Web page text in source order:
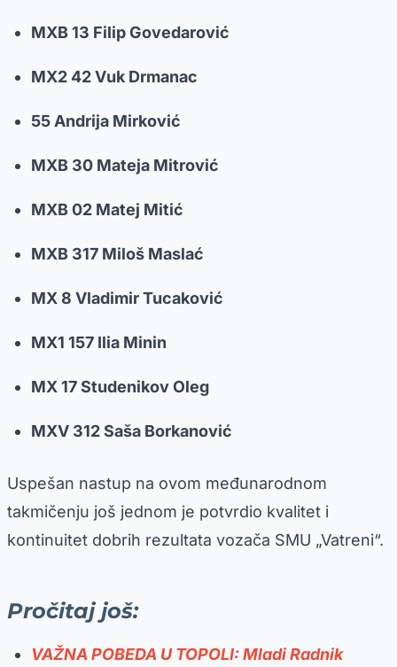
MXB 13 Filip Govedarović
MX2 42 Vuk Drmanac
55 Andrija Mirković
MXB 30 Mateja Mitrović
MXB 02 Matej Mitić
MXB 317 Miloš Maslać
MX 8 Vladimir Tucaković
MX1 157 Ilia Minin
MX 17 Studenikov Oleg
MXV 312 Saša Borkanović
Uspešan nastup na ovom međunarodnom
takmičenju još jednom je potvrdio kvalitet i
kontinuitet dobrih rezultata vozača SMU „Vatreni“.
Pročitaj još:
VAŽNA POBEDA U TOPOLI: Mladi Radnik